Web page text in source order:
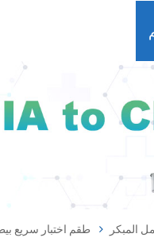
طقم اختبار سريع المبكر